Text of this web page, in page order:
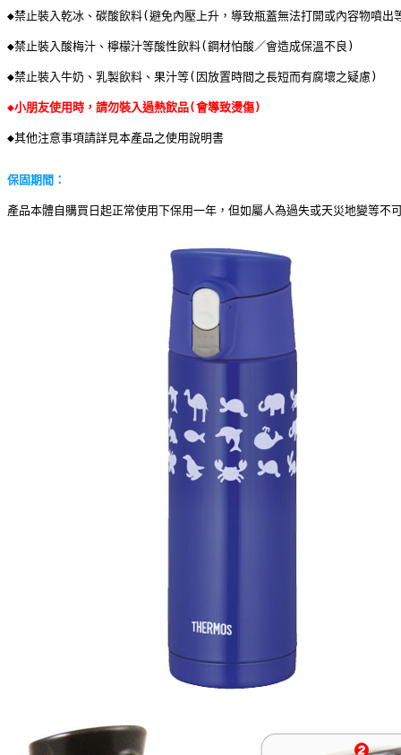
◆禁止裝入乾冰、碳酸飲料(避免內壓上升，導致瓶蓋無法打開或內容物噴出
◆禁止裝入酸梅汁、檸檬汁等酸性飲料(鋼材怕酸／會造成保溫不良)
◆禁止裝入牛奶、乳製飲料、果汁等(因放置時間之長短而有腐壞之疑慮)
◆小朋友使用時，請勿裝入過熱飲品(會導致燙傷)
◆其他注意事項請詳見本產品之使用說明書
保固期間：
產品本體自購買日起正常使用下保用一年，但如屬人為過失或天災地變等